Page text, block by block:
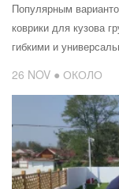
Популярным
коврики для кузова
гибкими и
26 NOV ● ОКОЛО